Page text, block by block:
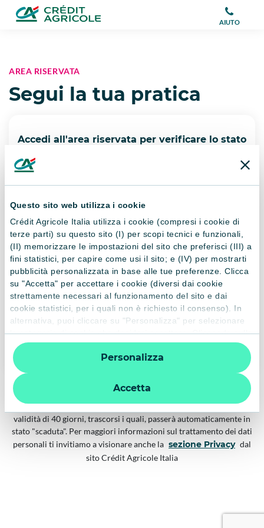
Questo sito web utilizza i cookie
Crédit Agricole Italia utilizza i cookie (compresi i cookie di
terze parti) su questo sito (I) per scopi tecnici e funzionali,
(II) memorizzare le impostazioni del sito che preferisci (III) a
fini statistici, per capire come usi il sito; e (IV) per mostrarti
pubblicità personalizzata in base alle tue preferenze. Clicca
su "Accetta" per accettare i cookie (diversi dai cookie
strettamente necessari al funzionamento del sito e dai
cookie statistici, per i quali non è richiesto il consenso). In
alternativa, puoi cliccare su "Personalizza" per selezionare
le categorie di cookie che desideri accettare. Cliccando sulla
“X” le impostazioni predefinite vengono lasciate invariate e
quindi la navigazione può continuare senza cookie o altri
strumenti di tracciamento diversi da quelli tecnici. Per
ulteriori informazioni:
informativa privacy
Accetta
Personalizza
AIUTO
AREA RISERVATA
Segui la tua pratica
Accedi all'area riservata per verificare lo stato
Codice Fiscale*
Dopo aver cliccato su CONTINUA riceverai un
SMS con il codice identificativo di 6 cifre al
numero di cellulare indicato
Continua
Dal momento dell’inserimento della richiesta la pratica ha una
validità di 40 giorni, trascorsi i quali, passerà automaticamente in
stato "scaduta". Per maggiori informazioni sul trattamento dei dati
personali ti invitiamo a visionare anche la sezione Privacy dal
sito Crédit Agricole Italia